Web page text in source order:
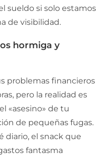
sueldo si solo estamos
de visibilidad.
hormiga y
problemas financieros
pero la realidad es
«asesino» de tu
de pequeñas fugas.
diario, el snack que
fantasma